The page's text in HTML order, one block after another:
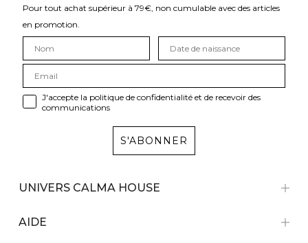
Pour tout achat supérieur à 79€, non cumulable avec des articles
en promotion.
J'accepte la politique de confidentialité et de recevoir des
communications
S'ABONNER
UNIVERS CALMA HOUSE
AIDE